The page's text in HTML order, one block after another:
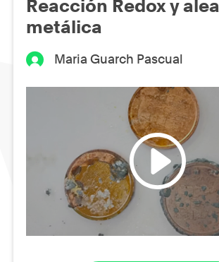
Reacción Redox y
metálica
Maria Guarch Pascual